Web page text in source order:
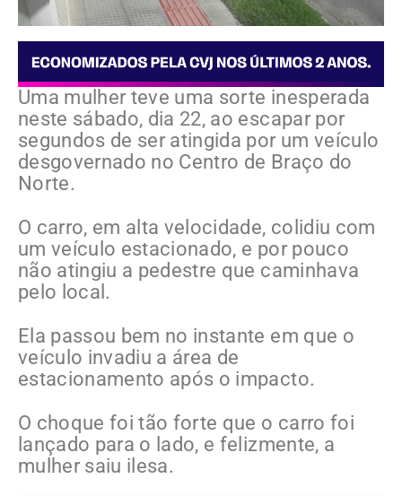
Uma mulher teve uma sorte inesperada
neste sábado, dia 22, ao escapar por
segundos de ser atingida por um veículo
desgovernado no Centro de Braço do
Norte.
O carro, em alta velocidade, colidiu com
um veículo estacionado, e por pouco
não atingiu a pedestre que caminhava
pelo local.
Ela passou bem no instante em que o
veículo invadiu a área de
estacionamento após o impacto.
O choque foi tão forte que o carro foi
lançado para o lado, e felizmente, a
mulher saiu ilesa.